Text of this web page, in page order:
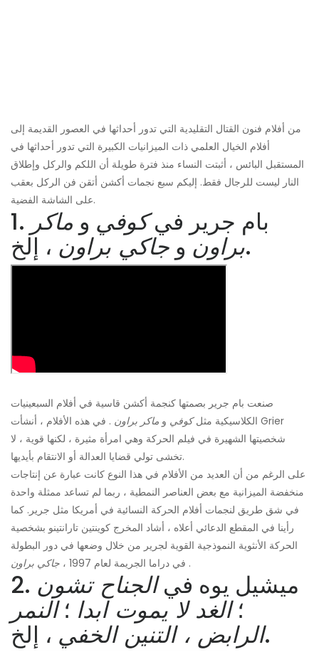
من أفلام فنون القتال التقليدية التي تدور أحداثها في العصور القديمة إلى
أفلام الخيال العلمي ذات الميزانيات الكبيرة التي تدور أحداثها في
المستقبل البائس ، أثبتت النساء منذ فترة طويلة أن اللكم والركل وإطلاق
النار ليست للرجال فقط. إليكم سبع نجمات أكشن أتقن فن الركل بعقب
على الشاشة الفضية.
1. بام جرير فيكوفي و ماكر
براون و جاكي براون ، إلخ.
صنعت بام جرير بصمتها كنجمة أكشن قاسية في أفلام السبعينيات
الكلاسيكية مثلكوفي و ماكر براون . في هذه الأفلام ، أنشأت Grier
شخصيتها الشهيرة في فيلم الحركة وهي امرأة مثيرة ، لكنها قوية ، لا
تخشى تولي قضايا العدالة أو الانتقام بأيديها.
على الرغم من أن العديد من الأفلام في هذا النوع كانت عبارة عن إنتاجات
منخفضة الميزانية مع بعض العناصر النمطية ، ربما لم تساعد ممثلة واحدة
في شق طريق لنجمات أفلام الحركة النسائية في أمريكا مثل جرير. كما
رأينا في المقطع الدعائي أعلاه ، أشاد المخرج كوينتين تارانتينو بشخصية
الحركة الأنثوية النموذجية القوية لجرير من خلال وضعها في دور البطولة
في دراما الجريمة لعام 1997 ،
جاكي براون .
2. ميشيل يوه فيالجناح تشون
؛الغد لا يموت ابدا ؛النمر
الرابض ، التنين الخفي، إلخ.